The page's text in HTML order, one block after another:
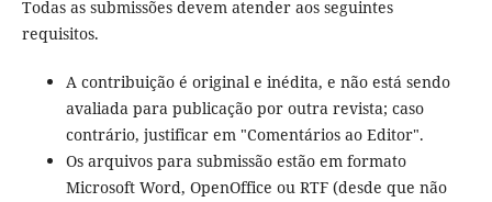
Todas as submissões devem atender aos seguintes
requisitos.
A contribuição é original e inédita, e não está sendo
avaliada para publicação por outra revista; caso
contrário, justificar em "Comentários ao Editor".
Os arquivos para submissão estão em formato
Microsoft Word, OpenOffice ou RTF (desde que não